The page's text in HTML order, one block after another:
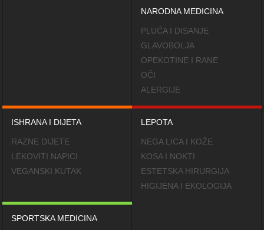
NARODNA MEDICINA
PLUĆA I DISANJE
GLAVOBOLJA
OPEKOTINE I RANE
OČI
ALERGIJE
ISHRANA I DIJETA
RAZNE DIJETE
LEKOVITI NAPICI
VEGANSKI KUTAK
LEPOTA
NEGA LICA I KOŽE
KOSA I NOKTI
ESTETSKA HIRURGIJA
HIGIJENA I EKOLOGIJA
SPORTSKA MEDICINA